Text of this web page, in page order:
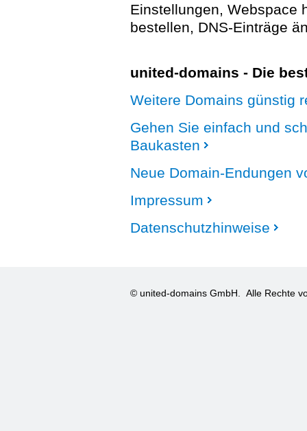
Einstellungen, Webspace
bestellen, DNS-Einträge
united-domains - Die
Weitere Domains günstig
Gehen Sie einfach und
Baukasten
Neue Domain-Endungen
Impressum
Datenschutzhinweise
© united-domains GmbH. Alle Rechte